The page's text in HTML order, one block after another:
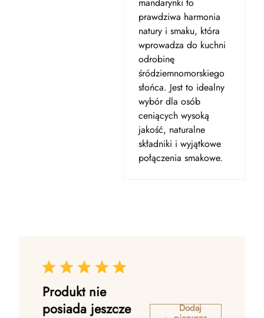
prawdziwa harmonia
natury i smaku, która
wprowadza do kuchni
odrobinę
śródziemnomorskiego
słońca. Jest to idealny
wybór dla osób
ceniących wysoką
jakość, naturalne
składniki i wyjątkowe
połączenia smakowe.
Produkt nie
posiada jeszcze
Dodaj